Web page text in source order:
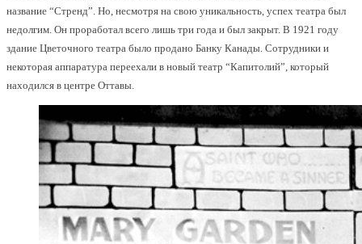
название “Стренд”. Но, несмотря на свою уникальность, успех театра был
недолгим. Он проработал всего лишь три года и был закрыт. В 1921 году
здание Цветочного театра было продано Банку Канады. Сотрудники и
некоторая аппаратура переехали в новый театр “Капитолий”, который
находился в центре Оттавы.